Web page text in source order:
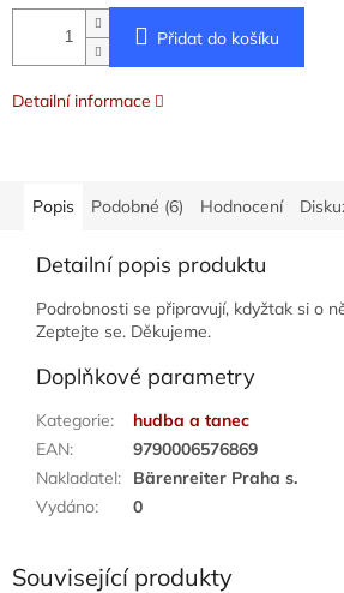
Přidat do košíku
Detailní informace
Popis Podobné (6) Hodnocení
Detailní popis produktu
Podrobnosti se připravují, kdyžtak si o
Zeptejte se. Děkujeme.
Doplňkové parametry
Kategorie:
hudba a tanec
EAN:
9790006576869
Nakladatel:
Bärenreiter Praha s.
Vydáno: 0
Související produkty